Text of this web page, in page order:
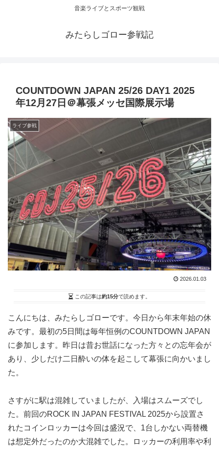
音楽ライブとスポーツ観戦
みたらしゴロー参戦記
COUNTDOWN JAPAN 25/26 DAY1 2025
年12月27日＠幕張メッセ国際展示場
ライブ参戦
2026.01.03
この記事は約15分で読めます。
こんにちは、みたらしゴローです。今日から年末年始の休
みです。最初の5日間は毎年恒例のCOUNTDOWN JAPAN
に参加します。昨日は昔お世話になった方々との忘年会が
あり、少しだけ二日酔いの体を起こして幕張に向かいまし
た。
さすがに駅は混雑していましたが、入場はスムーズでし
た。前回のROCK IN JAPAN FESTIVAL 2025から設置さ
れたコインロッカーは今回は盛況で、1台しかない両替機
は想定外だったのか大混雑でした。ロッカーの利用率や利